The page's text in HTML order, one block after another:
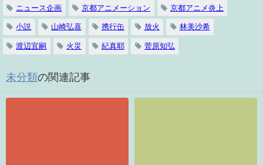
ニュース企画 京都アニメーション 京都アニメ炎上
小説 山崎弘喜 携行缶 放火 林美沙希
渡辺宜嗣 火災 紀真耶 菅原知弘
未分類の関連記事